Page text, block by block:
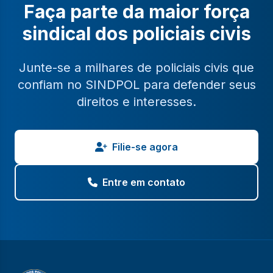
Faça parte da maior força
sindical dos policiais civis
Junte-se a milhares de policiais civis que
confiam no SINDPOL para defender seus
direitos e interesses.
Filie-se agora
Entre em contato